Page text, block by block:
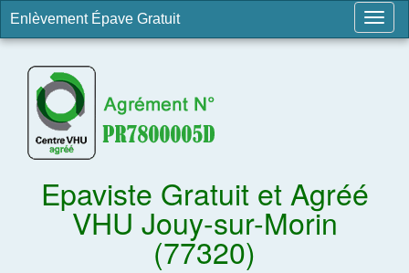
Enlèvement Épave Gratuit
Epaviste Gratuit et Agréé
VHU Jouy-sur-Morin
(77320)